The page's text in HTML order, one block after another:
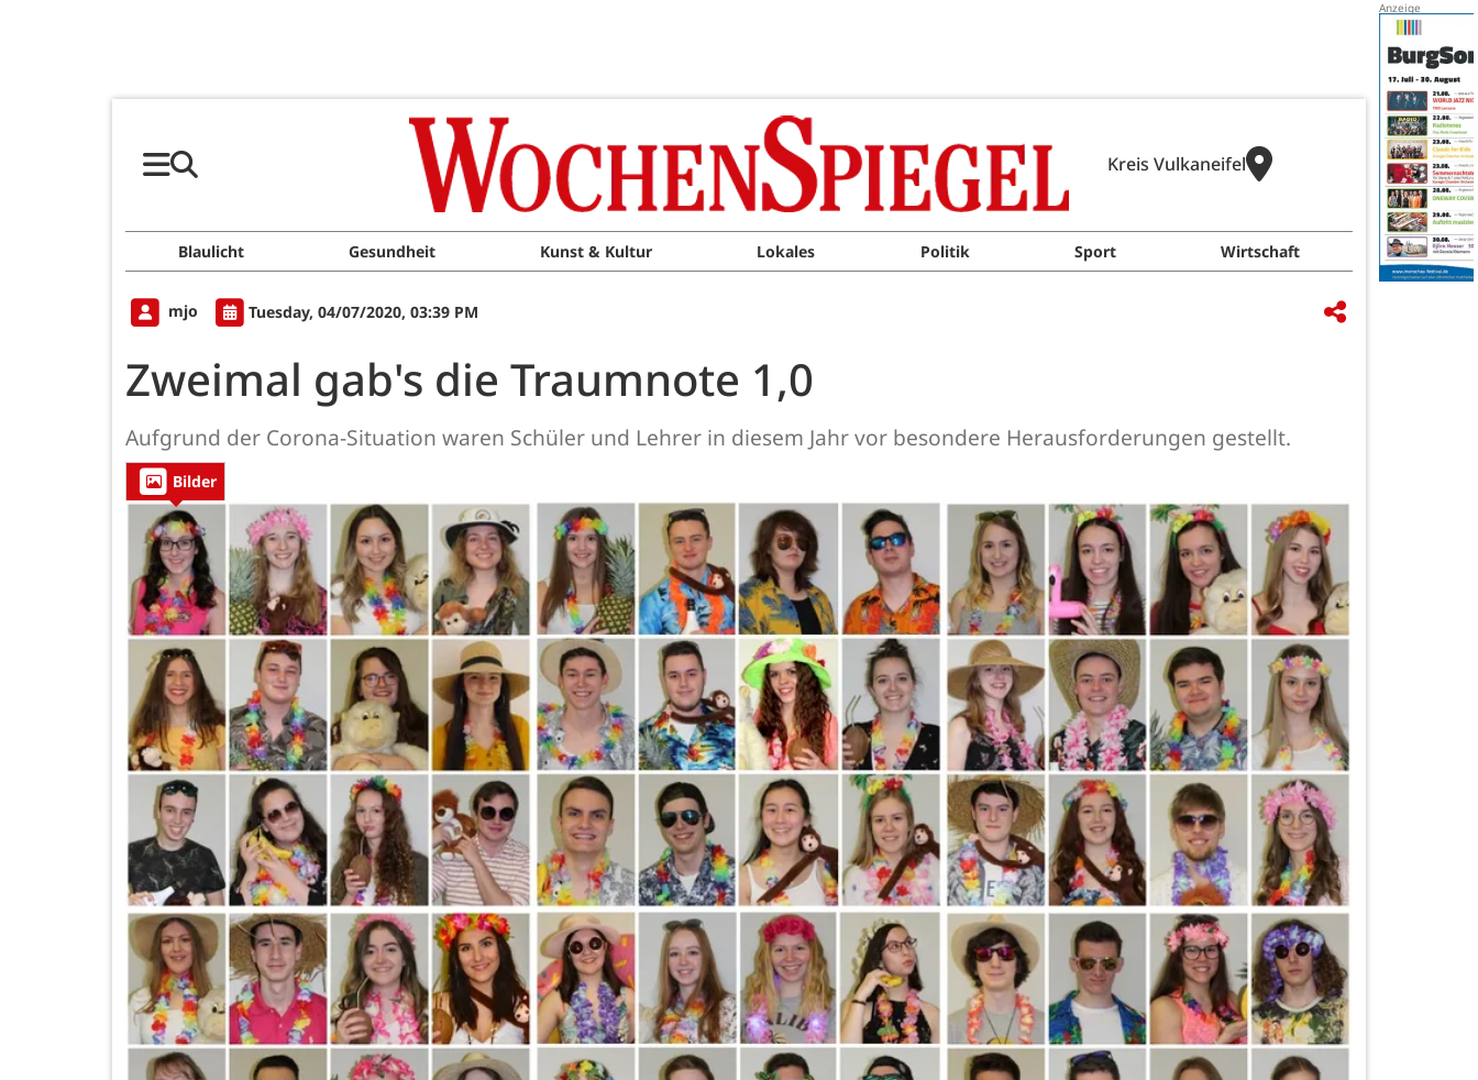
Kreis Vulkaneifel
Blaulicht Gesundheit Kunst & Kultur Lokales Politik Sport Wirtschaft
mjo Tuesday, 04/07/2020, 03:39 PM
Zweimal gab's die Traumnote 1,0
Aufgrund der Corona-Situation waren Schüler und Lehrer in diesem Jahr vor besondere Herausforderungen gestellt.
Bilder